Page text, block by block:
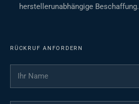
herstellerunabhängige Beschaffung.
RÜCKRUF ANFORDERN
Ihr Name